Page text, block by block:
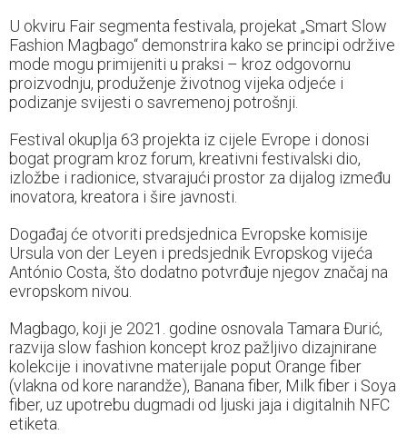
U okviru Fair segmenta festivala, projekat „Smart Slow
Fashion Magbago“ demonstrira kako se principi održive
mode mogu primijeniti u praksi – kroz odgovornu
proizvodnju, produženje životnog vijeka odjeće i
podizanje svijesti o savremenoj potrošnji.
Festival okuplja 63 projekta iz cijele Evrope i donosi
bogat program kroz forum, kreativni festivalski dio,
izložbe i radionice, stvarajući prostor za dijalog između
inovatora, kreatora i šire javnosti.
Događaj će otvoriti predsjednica Evropske komisije
Ursula von der Leyen i predsjednik Evropskog vijeća
António Costa, što dodatno potvrđuje njegov značaj na
evropskom nivou.
Magbago, koji je 2021. godine osnovala Tamara Đurić,
razvija slow fashion koncept kroz pažljivo dizajnirane
kolekcije i inovativne materijale poput Orange fiber
(vlakna od kore narandže), Banana fiber, Milk fiber i Soya
fiber, uz upotrebu dugmadi od ljuski jaja i digitalnih NFC
etiketa.